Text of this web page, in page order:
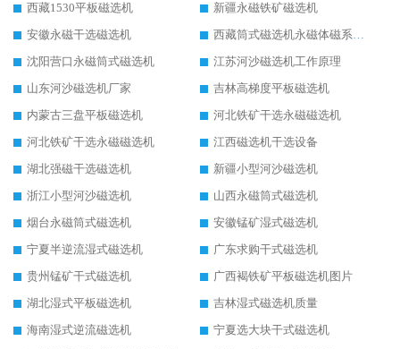
西藏1530平板磁选机
新疆永磁铁矿磁选机
安徽永磁干选磁选机
西藏筒式磁选机永磁体磁系设计
沈阳营口永磁筒式磁选机
江苏河沙磁选机工作原理
山东河沙磁选机厂家
吉林高梯度平板磁选机
内蒙古三盘平板磁选机
河北铁矿干选永磁磁选机
河北铁矿干选永磁磁选机
江西磁选机干选设备
湖北强磁干选磁选机
新疆小型河沙磁选机
浙江小型河沙磁选机
山西永磁筒式磁选机
烟台永磁筒式磁选机
安徽锰矿湿式磁选机
宁夏半逆流湿式磁选机
广东求购干式磁选机
贵州锰矿干式磁选机
广西褐铁矿平板磁选机图片
湖北湿式平板磁选机
吉林湿式磁选机质量
海南湿式逆流磁选机
宁夏选大块干式磁选机